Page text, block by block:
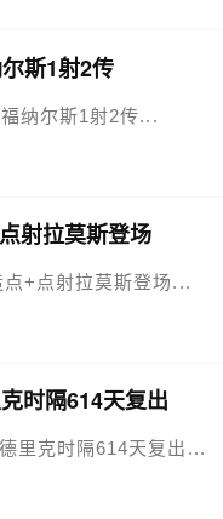
斯1射2传
纳尔斯1射2传...
射拉莫斯登场
+点射拉莫斯登场...
时隔614天复出
里克时隔614天复出...